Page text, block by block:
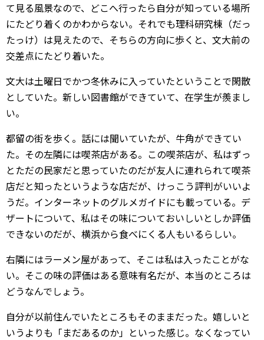
て見る風景なので、どこへ行ったら自分が知っている場所
にたどり着くのかわからない。それでも理科研究棟（だっ
たっけ）は見えたので、そちらの方向に歩くと、文大前の
交差点にたどり着いた。
文大は土曜日でかつ冬休みに入っていたということで閑散
としていた。新しい図書館ができていて、在学生が羨まし
い。
都留の街を歩く。話には聞いていたが、牛角ができてい
た。その左隣には喫茶店がある。この喫茶店が、私はずっ
とただの民家だと思っていたのだが友人に連れられて喫茶
店だと知ったというような店だが、けっこう評判がいいよ
うだ。インターネットのグルメガイドにも載っている。デ
ザートについて、私はその味についておいしいとしか評価
できないのだが、横浜から食べにくる人もいるらしい。
右隣にはラーメン屋があって、そこは私は入ったことがな
い。そこの味の評価はある意味有名だが、本当のところは
どうなんでしょう。
自分が以前住んでいたところもそのままだった。嬉しいと
いうよりも「まだあるのか」といった感じ。なくなってい